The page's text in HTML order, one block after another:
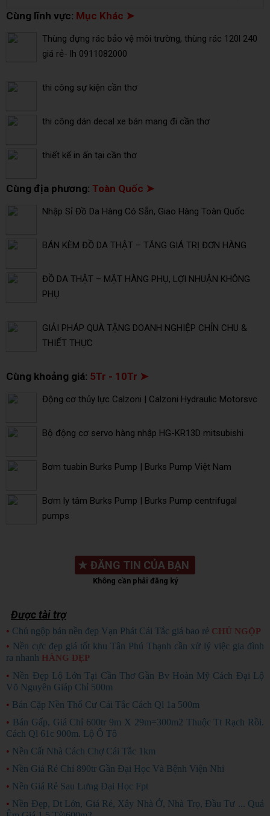
Cùng lĩnh vực: Mục Khác ➤
Thùng đựng rác bảo vệ môi trường, thùng rác 120l 240
giá rẻ- lh 0911082000
thi công sự kiện cần thơ
thi công dán decal xe bán mang đi cần thơ
thiết kế in ấn tại cần thơ
Cùng địa phương: Toàn Quốc ➤
Nhập Sỉ Đồ Da Hàng Có Sẵn, Giao Hàng Toàn Quốc
BÁN KÈM ĐỒ DA THẬT – TĂNG GIÁ TRỊ ĐƠN HÀNG
ĐỒ DA THẬT – MẶT HÀNG PHỤ, LỢI NHUẬN KHÔNG
PHỤ
GIẢI PHÁP QUÀ TẶNG DOANH NGHIỆP CHỈN CHU &
THIẾT THỰC
Cùng khoảng giá: 5Tr - 10Tr ➤
Động cơ thủy lực Calzoni | Calzoni Hydraulic Motorsvc
Bộ động cơ servo hàng nhập HG-KR13D mitsubishi
Bơm tuabin Burks Pump | Burks Pump Việt Nam
Bơm ly tâm Burks Pump | Burks Pump centrifugal
pumps
★ ĐĂNG TIN CỦA BẠN
Không cần phải đăng ký
Được tài trợ
• Chủ ngộp bán nền đẹp Vạn Phát Cái Tắc giá bao rẻ CHỦ NGỘP
• Nền cực đẹp giá tốt khu Tân Phú Thạnh cần xử lý việc gia đình
ra nhanh HÀNG ĐẸP
• Nền Đẹp Lộ Lớn Tại Cần Thơ Gần Bv Hoàn Mỹ Cách Đại Lộ
Võ Nguyên Giáp Chỉ 500m
• Bán Cặp Nền Thổ Cư Cái Tắc Cách Ql 1a 500m
• Bán Gấp, Giá Chỉ 600tr 9m X 29m=300m2 Thuộc Tt Rạch Rồi.
Cách Ql 61c 900m. Lộ Ô Tô
• Nền Cất Nhà Cách Chợ Cái Tắc 1km
• Nền Giá Rẻ Chỉ 890tr Gần Đại Học Và Bệnh Viện Nhi
• Nền Giá Rẻ Sau Lưng Đại Học Fpt
• Nền Đẹp, Dt Lớn, Giá Rẻ, Xây Nhà Ở, Nhà Trọ, Đầu Tư ... Quá